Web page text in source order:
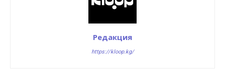
Редакция
https://kloop.kg/